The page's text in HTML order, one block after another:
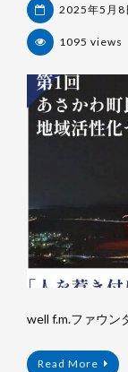
2025年5月8
浦
裕
樹
1095 views
well f.m.ファウン
Read More